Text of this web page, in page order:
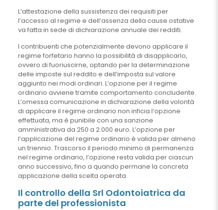
L’attestazione della sussistenza dei requisiti per
l’accesso al regime e dell’assenza della cause ostative
va fatta in sede di dichiarazione annuale dei redditi.
I contribuenti che potenzialmente devono applicare il
regime forfetario hanno la possibilità di disapplicarlo,
ovvero di fuoriuscirne, optando per la determinazione
delle imposte sul reddito e dell’imposta sul valore
aggiunto nei modi ordinari. L’opzione per il regime
ordinario avviene tramite comportamento concludente.
L’omessa comunicazione in dichiarazione della volontà
di applicare il regime ordinario non inficia l’opzione
effettuata, ma è punibile con una sanzione
amministrativa da 250 a 2.000 euro. L’opzione per
l’applicazione del regime ordinario è valida per almeno
un triennio. Trascorso il periodo minimo di permanenza
nel regime ordinario, l’opzione resta valida per ciascun
anno successivo, fino a quando permane la concreta
applicazione della scelta operata.
Il controllo della Srl Odontoiatrica da
parte del professionista